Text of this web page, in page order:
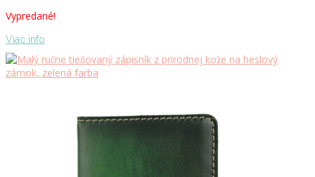
Vypredané!
Viac info